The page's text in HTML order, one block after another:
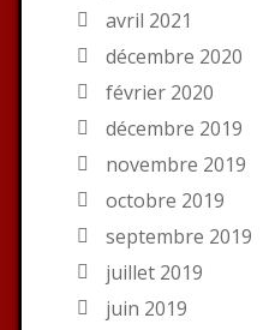
avril 2021
décembre 2020
février 2020
décembre 2019
novembre 2019
octobre 2019
septembre 2019
juillet 2019
juin 2019